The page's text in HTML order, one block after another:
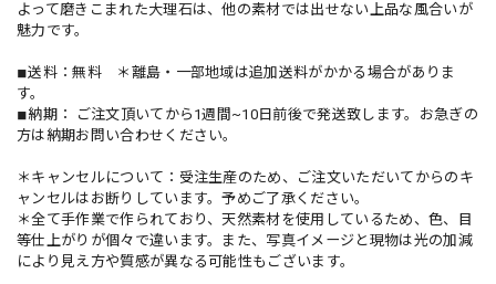
よって磨きこまれた大理石は、他の素材では出せない上品な風合いが
魅力です。
◾︎送料：無料 ＊離島・一部地域は追加送料がかかる場合がありま
す。
◾︎納期： ご注文頂いてから1週間~10日前後で発送致します。お急ぎの
方は納期お問い合わせください。
＊キャンセルについて：受注生産のため、ご注文いただいてからのキ
ャンセルはお断りしています。予めご了承ください。
＊全て手作業で作られており、天然素材を使用しているため、色、目
等仕上がりが個々で違います。また、写真イメージと現物は光の加減
により見え方や質感が異なる可能性もございます。